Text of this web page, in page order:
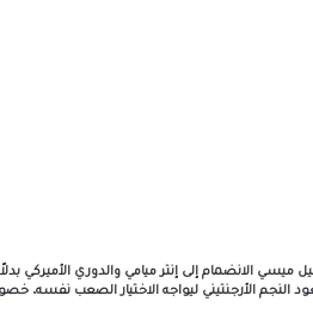
ميسي الانضمام إلى إنتر ميامي والدوري الأميركي
النجم الأرجنتيني ليواجه الاختيار الصعب نفسه،